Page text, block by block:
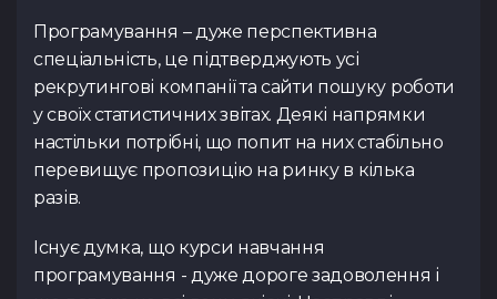
Тест з Java
(основи)
Тест з
Програмування – дуже перспективна
спеціальність, це підтверджують усі
рекрутингові компанії та сайти пошуку роботи
у своїх статистичних звітах. Деякі напрямки
настільки потрібні, що попит на них стабільно
перевищує пропозицію на ринку в кілька
разів.
Існує думка, що курси навчання
програмування - дуже дороге задоволення і
Резюме(.pdf,.docs,.doc)
Посилання на ваш
деталей та
проведення
на сайті, у
https://t.me/
учасниками,
до відкриття
оновленнями
розділі
«Курси»
https://t.me/